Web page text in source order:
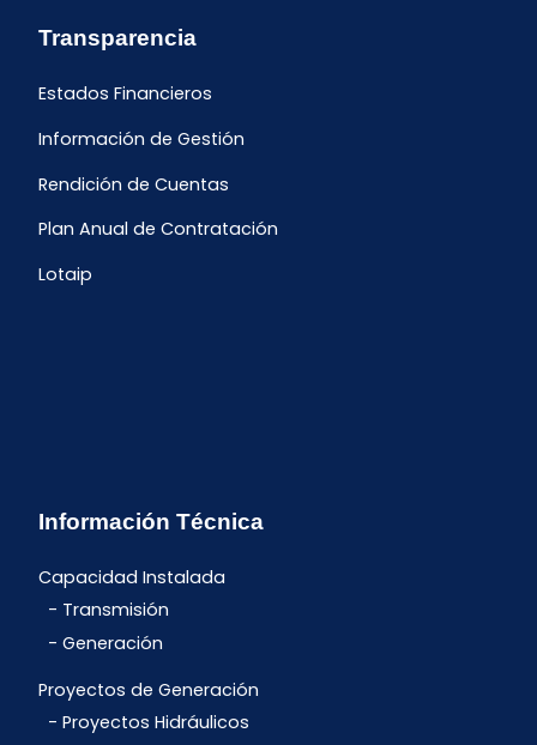
Transparencia
Estados Financieros
Información de Gestión
Rendición de Cuentas
Plan Anual de Contratación
Lotaip
Información Técnica
Capacidad Instalada
Transmisión
Generación
Proyectos de Generación
Proyectos Hidráulicos